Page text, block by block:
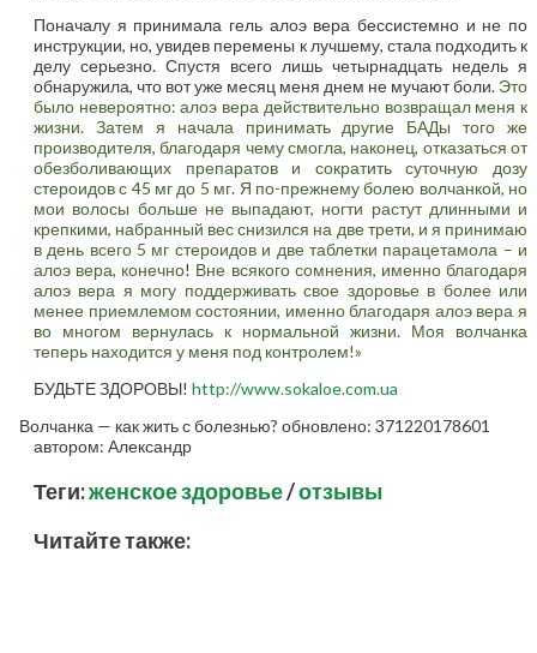
Поначалу я принимала гель алоэ вера бессистемно и не по
инструкции, но, увидев перемены к лучшему, стала подходить к
делу серьезно. Спустя всего лишь четырнадцать недель я
обнаружила, что вот уже месяц меня днем не мучают боли. Это
было невероятно: алоэ вера действительно возвращал меня к
жизни. Затем я начала принимать другие БАДы того же
производителя, благодаря чему смогла, наконец, отказаться от
обезболивающих препаратов и сократить суточную дозу
стероидов с 45 мг до 5 мг. Я по-прежнему болею волчанкой, но
мои волосы больше не выпадают, ногти растут длинными и
крепкими, набранный вес снизился на две трети, и я принимаю
в день всего 5 мг стероидов и две таблетки парацетамола – и
алоэ вера, конечно! Вне всякого сомнения, именно благодаря
алоэ вера я могу поддерживать свое здоровье в более или
менее приемлемом состоянии, именно благодаря алоэ вера я
во многом вернулась к нормальной жизни. Моя волчанка
теперь находится у меня под контролем!»
БУДЬТЕ ЗДОРОВЫ! http://www.sokaloe.com.ua
Волчанка — как жить с болезнью? обновлено: 371220178601
автором: Александр
Теги:женское здоровье/отзывы
Читайте также: